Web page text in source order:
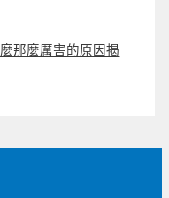
那麼厲害的原因揭